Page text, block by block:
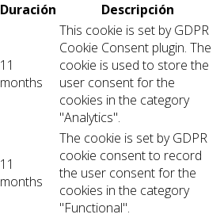
Duración Descripción
11
months
This cookie is set by GDPR
Cookie Consent plugin. The
cookie is used to store the
user consent for the
cookies in the category
"Analytics".
11
months
The cookie is set by GDPR
cookie consent to record
the user consent for the
cookies in the category
"Functional".